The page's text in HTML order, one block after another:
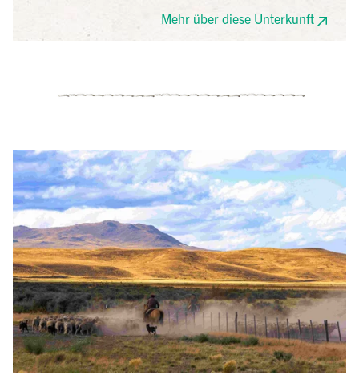
Kunstgalerien. Es bietet 112 helle, geräumige
Mehr über diese Unterkunft